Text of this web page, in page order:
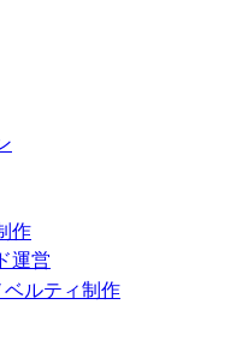
作
運営
ルティ制作